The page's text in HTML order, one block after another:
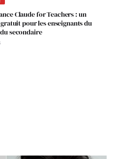
Claude for Teachers : un
pour les enseignants du
secondaire